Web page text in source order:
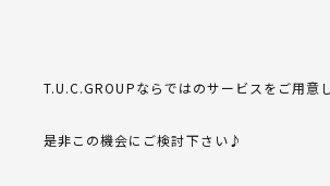
T.U.C.GROUPならではのサービスをご用意
是非この機会にご検討下さい♪